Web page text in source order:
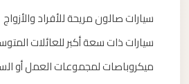
سيارات صالون مريحة للأفراد والأزواج
سيارات ذات سعة أكبر للعائلات
ميكروباصات لمجموعات العمل أو